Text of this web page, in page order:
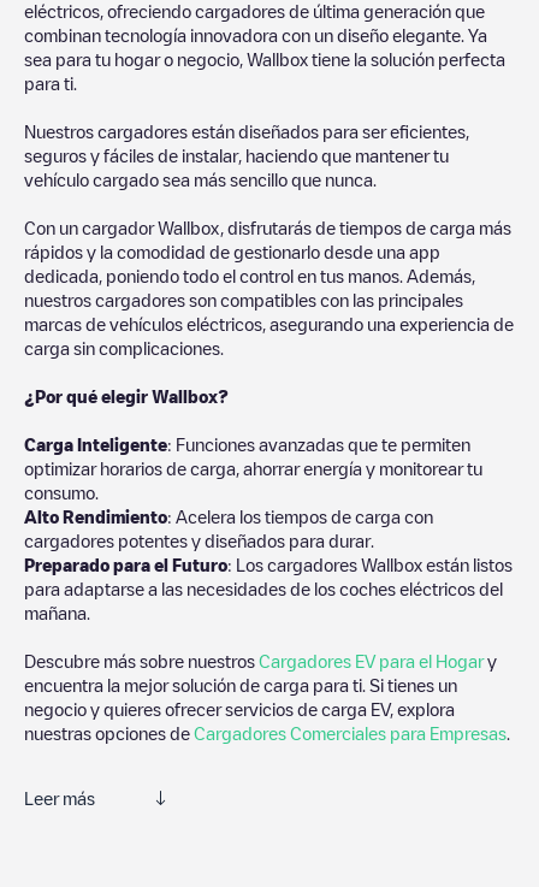
eléctricos, ofreciendo cargadores de última generación que
combinan tecnología innovadora con un diseño elegante. Ya
sea para tu hogar o negocio, Wallbox tiene la solución perfecta
para ti.
Nuestros cargadores están diseñados para ser eficientes,
seguros y fáciles de instalar, haciendo que mantener tu
vehículo cargado sea más sencillo que nunca.
Con un cargador Wallbox, disfrutarás de tiempos de carga más
rápidos y la comodidad de gestionarlo desde una app
dedicada, poniendo todo el control en tus manos. Además,
nuestros cargadores son compatibles con las principales
marcas de vehículos eléctricos, asegurando una experiencia de
carga sin complicaciones.
¿Por qué elegir Wallbox?
Carga Inteligente: Funciones avanzadas que te permiten
optimizar horarios de carga, ahorrar energía y monitorear tu
consumo.
Alto Rendimiento: Acelera los tiempos de carga con
cargadores potentes y diseñados para durar.
Preparado para el Futuro: Los cargadores Wallbox están listos
para adaptarse a las necesidades de los coches eléctricos del
mañana.
Descubre más sobre nuestros Cargadores EV para el Hogary
encuentra la mejor solución de carga para ti. Si tienes un
negocio y quieres ofrecer servicios de carga EV, explora
nuestras opciones de Cargadores Comerciales para Empresas
Leer más